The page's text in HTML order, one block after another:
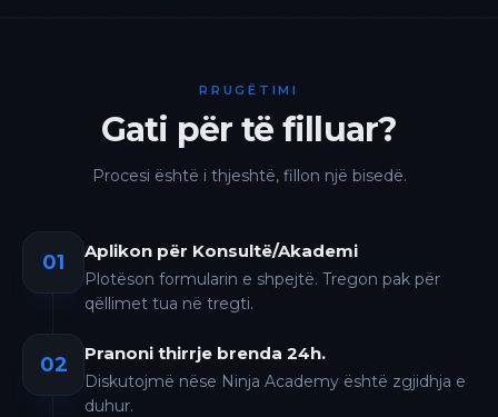
RRUGËTIMI
Gati për të filluar?
Procesi është i thjeshtë, fillon një bisedë.
01 Aplikon për Konsultë/Akademi
Plotëson formularin e shpejtë. Tregon pak për
qëllimet tua në tregti.
02 Pranoni thirrje brenda 24h.
Diskutojmë nëse Ninja Academy është zgjidhja e
duhur.